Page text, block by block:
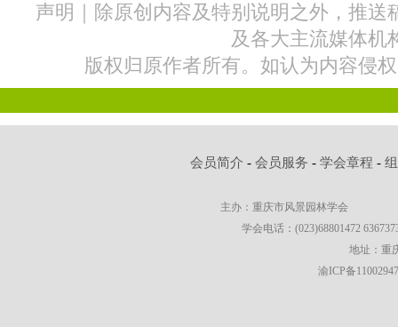
声明｜除原创内容及特别说明之外，推送
及各大主流媒体机
版权归原作者所有。如认为内容侵
会员简介 -会员服务 -学会章程 -
主办：重庆市风景园林学会
学会电话：(023)68801472
地址：重
渝ICP备